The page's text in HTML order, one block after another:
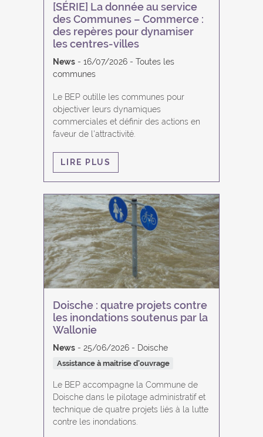
[SÉRIE] La donnée au service
des Communes – Commerce :
des repères pour dynamiser
les centres-villes
News 16/07/2026
Toutes les
communes
Le BEP outille les communes pour
objectiver leurs dynamiques
commerciales et définir des actions en
faveur de l'attractivité.
LIRE PLUS
Doische : quatre projets contre
les inondations soutenus par la
Wallonie
News 25/06/2026 Doische
Assistance à maitrise d’ouvrage
Le BEP accompagne la Commune de
Doische dans le pilotage administratif et
technique de quatre projets liés à la lutte
contre les inondations.